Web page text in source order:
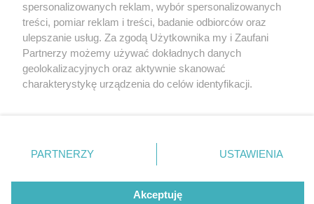
Restauracja Spichlerz
zdjecie glowne
Nie zapomnij
zapoznać się z:
polityką prywatności
Twojemiasto
Piekary Śląskie
Chorzów
Tarnowskie Góry
Gliwice
Skontakuj sięz nami
Kontakt
Redakcja
Newsletter
spersonalizowanych reklam, wybór spersonalizowanych
treści, pomiar reklam i treści, badanie odbiorców oraz
ulepszanie usług. Za zgodą Użytkownika my i Zaufani
Partnerzy możemy używać dokładnych danych
geolokalizacyjnych oraz aktywnie skanować
charakterystykę urządzenia do celów identyfikacji.
zmienić/wycofać klikając przycisk ustawień prywatności
znajdujący się w lewym dolnym rogu strony
rodzaje przetwarzania danych nie wymagają zgody
użytkownika, ale masz prawo sprzeciwić się takiemu
PARTNERZY USTAWIENIA
Akceptuję